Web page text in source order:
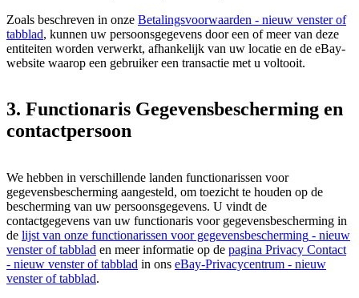
Zoals beschreven in onze Betalingsvoorwaarden - nieuw venster of
tabblad, kunnen uw persoonsgegevens door een of meer van deze
entiteiten worden verwerkt, afhankelijk van uw locatie en de eBay-
website waarop een gebruiker een transactie met u voltooit.
3. Functionaris Gegevensbescherming en
contactpersoon
We hebben in verschillende landen functionarissen voor
gegevensbescherming aangesteld, om toezicht te houden op de
bescherming van uw persoonsgegevens. U vindt de
contactgegevens van uw functionaris voor gegevensbescherming in
de lijst van onze functionarissen voor gegevensbescherming - nieuw
venster of tabblad en meer informatie op de pagina Privacy Contact
- nieuw venster of tabblad in ons eBay-Privacycentrum - nieuw
venster of tabblad.